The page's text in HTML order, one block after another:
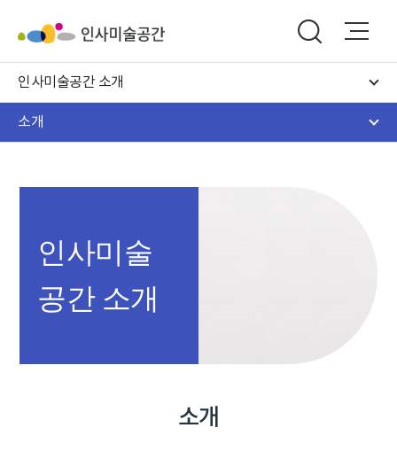
인사미술공간 소개
소개
인사미술
공간 소개
소개